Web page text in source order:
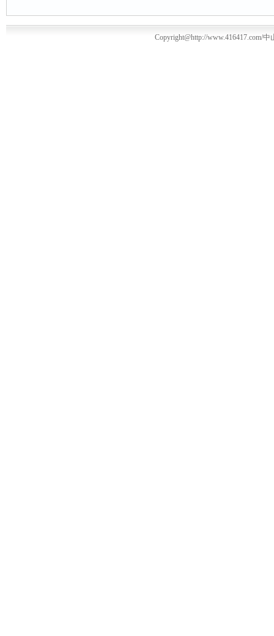
Copyright@http://www.416417.com/